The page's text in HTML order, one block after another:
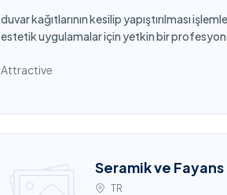
duvar kağıtlarının kesilip yapıştırılması
estetik uygulamalar için yetkin bir
Attractive
Seramik ve Fayans
TR